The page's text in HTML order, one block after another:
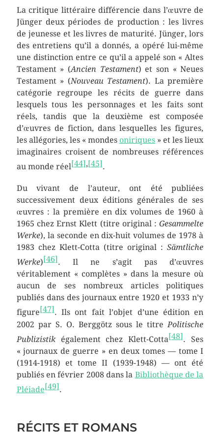
La critique littéraire différencie dans l’œuvre de
Jünger deux périodes de production : les livres
de jeunesse et les livres de maturité. Jünger, lors
des entretiens qu’il a donnés, a opéré lui-même
une distinction entre ce qu’il a appelé son « Altes
Testament » (Ancien Testament) et son « Neues
Testament » (Nouveau Testament). La première
catégorie regroupe les récits de guerre dans
lesquels tous les personnages et les faits sont
réels, tandis que la deuxième est composée
d’œuvres de fiction, dans lesquelles les figures,
les allégories, les « mondes oniriques » et les lieux
imaginaires croisent de nombreuses références
au monde réel[44],[45].
Du vivant de l’auteur, ont été publiées
successivement deux éditions générales de ses
œuvres : la première en dix volumes de 1960 à
1965 chez Ernst Klett (titre original :Gesammelte
Werke), la seconde en dix-huit volumes de 1978 à
1983 chez Klett-Cotta (titre original :Sämtliche
Werke)[46]. Il ne s’agit pas d’œuvres
véritablement « complètes » dans la mesure où
aucun de ses nombreux articles politiques
publiés dans des journaux entre 1920 et 1933 n’y
figure[47]. Ils ont fait l’objet d’une édition en
2002 par S. O. Berggötz sous le titre Politische
Publizistikégalement chez Klett-Cotta[48]. Ses
« journaux de guerre » en deux tomes — tome I
(1914-1918) et tome II (1939-1948) — ont été
publiés enfévrier 2008dans la Bibliothèque de la
Pléiade[49].
RÉCITS ET ROMANS